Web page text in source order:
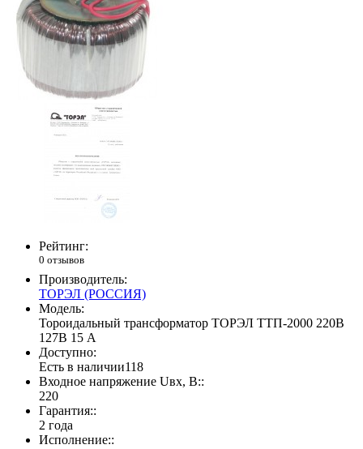
Рейтинг:
0 отзывов
Производитель:
ТОРЭЛ (РОССИЯ)
Модель:
Тороидальный трансформатор ТОРЭЛ ТТП-2000 220В
127В 15 А
Доступно:
Есть в наличии118
Входное напряжение Uвх, В::
220
Гарантия::
2 года
Исполнение::